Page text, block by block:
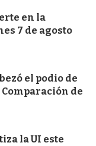
en la
7 de agosto
el podio de
de
la UI este